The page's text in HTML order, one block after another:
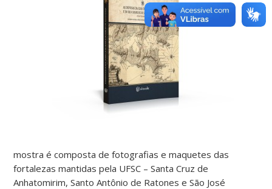
mostra é composta de fotografias e maquetes das
fortalezas mantidas pela UFSC – Santa Cruz de
Anhatomirim, Santo Antônio de Ratones e São José